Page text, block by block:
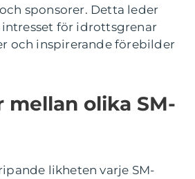
sponsorer. Detta leder
för idrottsgrenar
och inspirerande förebilder
mellan olika SM-
likheten varje SM-